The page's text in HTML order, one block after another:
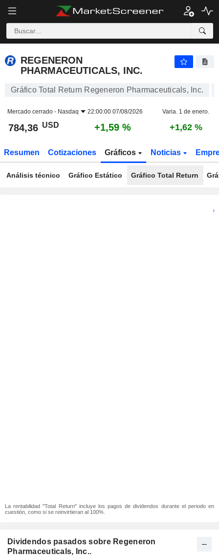
REGENERON
PHARMACEUTICALS, INC.
Gráfico Total Return Regeneron Pharmaceuticals, Inc.
Mercado cerrado - Nasdaq 22:00:00 07/08/2026 Varia. 1 de enero.
784,36 USD +1,59 % +1,62 %
Resumen Cotizaciones Gráficos Noticias
Análisis técnico Gráfico Estático Gráfico Total Return
La rentabilidad "Total Return" incluye los pagos de dividendos durante el periodo en
cuestión, como si se reinvirtieran al 100%.
Dividendos pasados sobre Regeneron
Pharmaceuticals, Inc..